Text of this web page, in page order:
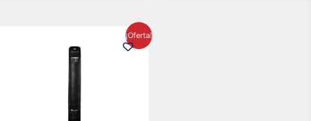
¡Oferta!
original
era:
precio
actual